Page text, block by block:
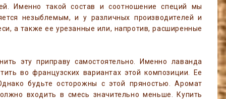
Именно такой состав и соотношение специй мы
незыблемым, и у различных производителей и
а также ее урезанные или, напротив, расширенные
эту приправу самостоятельно. Именно лаванда
во французских вариантах этой композиции. Ее
будьте осторожны с этой пряностью. Аромат
входить в смесь значительно меньше. Купить